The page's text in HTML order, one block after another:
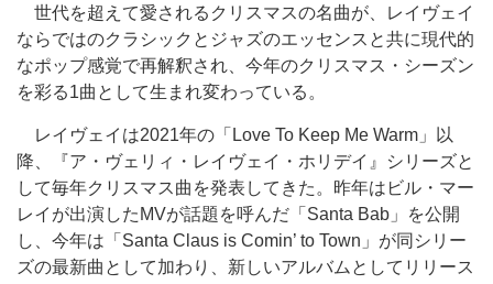
世代を超えて愛されるクリスマスの名曲が、レイヴェイ
ならではのクラシックとジャズのエッセンスと共に現代的
なポップ感覚で再解釈され、今年のクリスマス・シーズン
を彩る1曲として生まれ変わっている。
レイヴェイは2021年の「Love To Keep Me Warm」以
降、『ア・ヴェリィ・レイヴェイ・ホリデイ』シリーズと
して毎年クリスマス曲を発表してきた。昨年はビル・マー
レイが出演したMVが話題を呼んだ「Santa Bab」を公開
し、今年は「Santa Claus is Comin’ to Town」が同シリー
ズの最新曲として加わり、新しいアルバムとしてリリース